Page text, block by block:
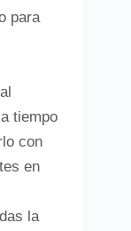
para
tiempo
con
en
la